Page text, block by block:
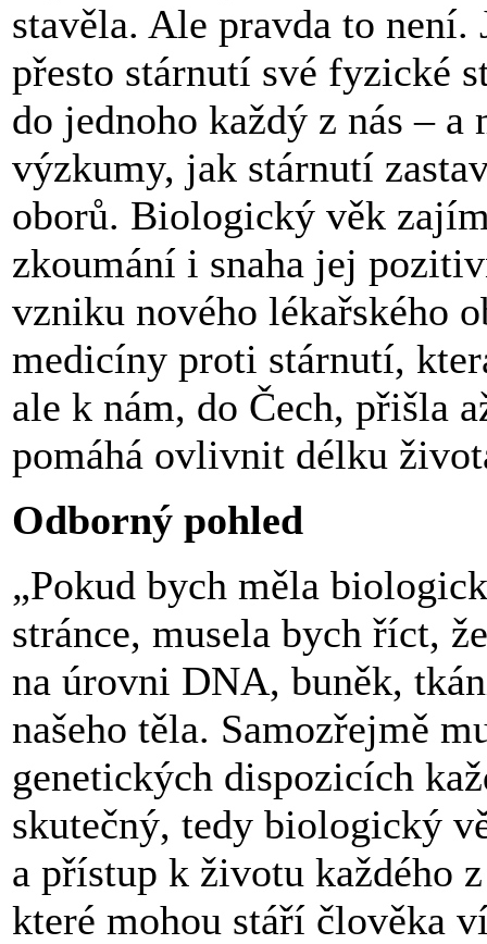
stavěla. Ale pravda to
přesto stárnutí své fyzické
do jednoho každý z nás – a
výzkumy, jak stárnutí
oborů. Biologický věk
zkoumání i snaha jej
vzniku nového lékařského
medicíny proti stárnutí,
ale k nám, do Čech, přišla
pomáhá ovlivnit délku
Odborný pohled
„Pokud bych měla
stránce, musela bych říct,
na úrovni DNA, buněk,
našeho těla. Samozřejmě
genetických dispozicích
skutečný, tedy biologický
a přístup k životu každého
které mohou stáří člověka